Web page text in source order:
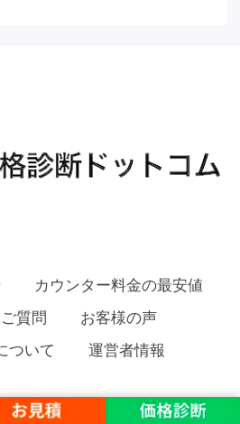
カウンター料金の最安値
質問
お客様の声
ついて
運営者情報